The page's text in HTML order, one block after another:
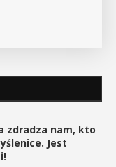
zdradza nam, kto
Jest